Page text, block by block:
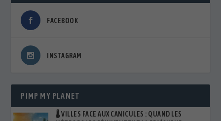
PIMP MY PLANET
MÉTROPOLES RÉINVENTENT LA FRAÎCHEUR
MICRO-ORGANISMES ET IA : LE DUO GAGNANT POUR
NOURRIR LA PLANÈTE AUTREMENT